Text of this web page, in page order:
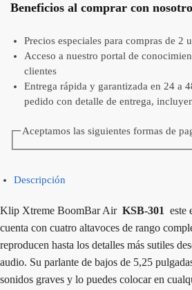
Beneficios al comprar con
Precios especiales para compras de 2
Acceso a nuestro portal de
clientes
Entrega rápida y garantizada en 24 a
pedido con detalle de entrega,
Aceptamos las siguientes formas de
Descripción
Klip Xtreme BoomBar Air KSB-301 este
cuenta con cuatro altavoces de rango
reproducen hasta los detalles más sutiles
audio. Su parlante de bajos de 5,25
sonidos graves y lo puedes colocar en